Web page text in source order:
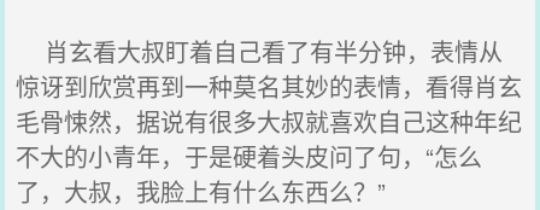
肖玄看大叔盯着自己看了有半分钟，表情从
惊讶到欣赏再到一种莫名其妙的表情，看得肖玄
毛骨悚然，据说有很多大叔就喜欢自己这种年纪
不大的小青年，于是硬着头皮问了句，“怎么
了，大叔，我脸上有什么东西么？”